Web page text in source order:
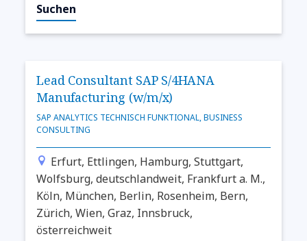
Suchen
Lead Consultant SAP S/4HANA
Manufacturing (w/m/x)
SAP ANALYTICS TECHNISCH FUNKTIONAL, BUSINESS
CONSULTING
Erfurt, Ettlingen, Hamburg, Stuttgart,
Wolfsburg, deutschlandweit, Frankfurt a. M.,
Köln, München, Berlin, Rosenheim, Bern,
Zürich, Wien, Graz, Innsbruck,
österreichweit